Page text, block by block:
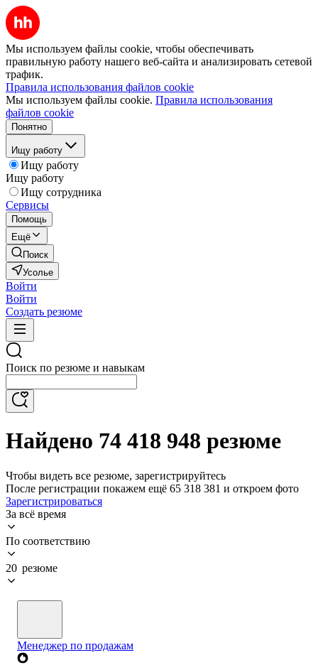
Мы используем файлы cookie, чтобы обеспечивать
правильную работу нашего веб-сайта и анализировать сетевой
трафик.
Правила использования файлов cookie
Мы используем файлы cookie. Правила использования
файлов cookie
Понятно
Ищу работу
Ищу работу
Ищу работу
Ищу сотрудника
Сервисы
Помощь
Ещё
Поиск
Усолье
Войти
Войти
Создать резюме
Поиск по резюме и навыкам
Найдено 74 418 948 резюме
Чтобы видеть все резюме, зарегистрируйтесь
После регистрации покажем ещё 65 318 381 и откроем фото
Зарегистрироваться
За всё время
По соответствию
20 резюме
Менеджер по продажам